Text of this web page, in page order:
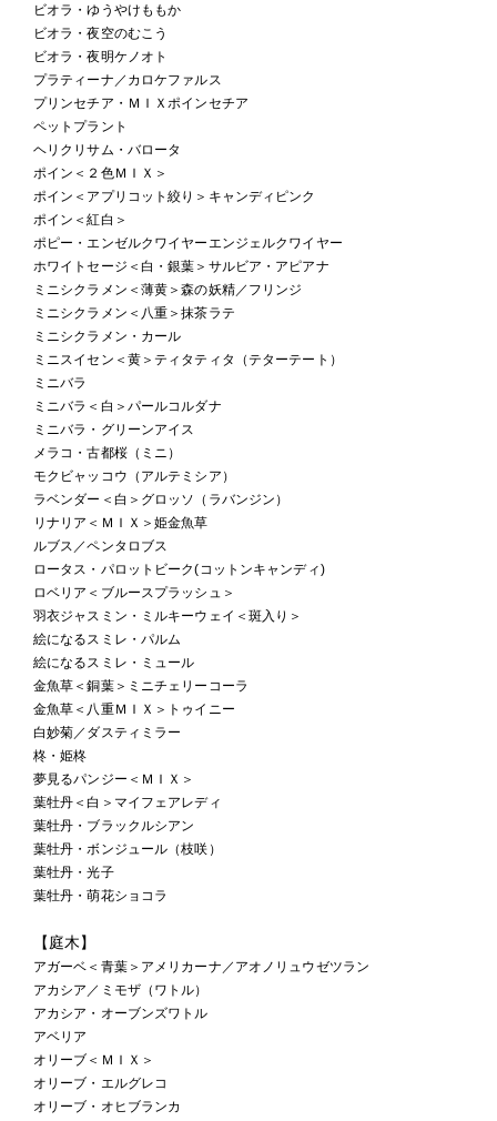
ビオラ・ゆうやけももか
ビオラ・夜空のむこう
ビオラ・夜明ケノオト
プラティーナ／カロケファルス
プリンセチア・ＭＩＸポインセチア
ペットプラント
ヘリクリサム・バロータ
ポイン＜２色ＭＩＸ＞
ポイン＜アプリコット絞り＞キャンディピンク
ポイン＜紅白＞
ポピー・エンゼルクワイヤーエンジェルクワイヤー
ホワイトセージ＜白・銀葉＞サルビア・アピアナ
ミニシクラメン＜薄黄＞森の妖精／フリンジ
ミニシクラメン＜八重＞抹茶ラテ
ミニシクラメン・カール
ミニスイセン＜黄＞ティタティタ（テターテート）
ミニバラ
ミニバラ＜白＞パールコルダナ
ミニバラ・グリーンアイス
メラコ・古都桜（ミニ）
モクビャッコウ（アルテミシア）
ラベンダー＜白＞グロッソ（ラバンジン）
リナリア＜ＭＩＸ＞姫金魚草
ルブス／ペンタロブス
ロータス・パロットビーク(コットンキャンディ)
ロベリア＜ブルースプラッシュ＞
羽衣ジャスミン・ミルキーウェイ＜斑入り＞
絵になるスミレ・パルム
絵になるスミレ・ミュール
金魚草＜銅葉＞ミニチェリーコーラ
金魚草＜八重ＭＩＸ＞トゥイニー
白妙菊／ダスティミラー
柊・姫柊
夢見るパンジー＜ＭＩＸ＞
葉牡丹＜白＞マイフェアレディ
葉牡丹・ブラックルシアン
葉牡丹・ボンジュール（枝咲）
葉牡丹・光子
葉牡丹・萌花ショコラ
【庭木】
アガーベ＜青葉＞アメリカーナ／アオノリュウゼツラン
アカシア／ミモザ（ワトル）
アカシア・オーブンズワトル
アベリア
オリーブ＜ＭＩＸ＞
オリーブ・エルグレコ
オリーブ・オヒブランカ